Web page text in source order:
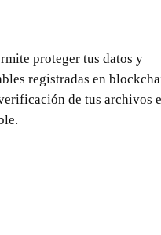
proteger tus datos y
registradas en
de tus archivos